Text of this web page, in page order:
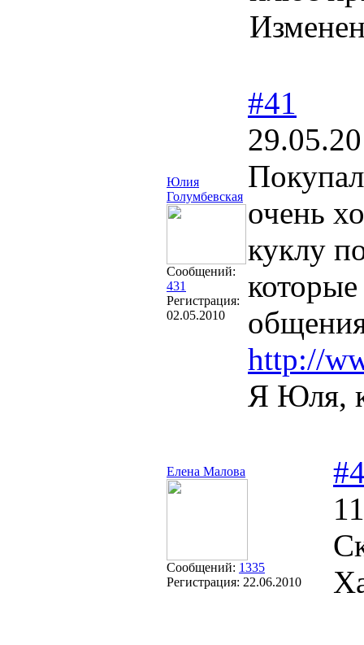
Юлия
Голумбевская
Сообщений:
431
Регистрация:
02.05.2010
#41
очень
куклу
http://
Я Юля,
Елена Малова
Сообщений: 1335
Регистрация: 22.06.2010